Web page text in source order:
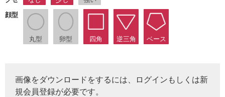
顔型
丸型 卵型 四角 逆三角 ベース
画像をダウンロードをするには、ログインもしくは新
規会員登録が必要です。